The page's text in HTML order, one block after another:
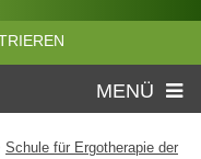
MENÜ
Schule für Ergotherapie der